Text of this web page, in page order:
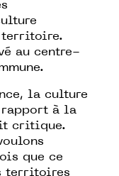
territoire.
au centre-
la culture
rapport à la
critique.
que ce
territoires